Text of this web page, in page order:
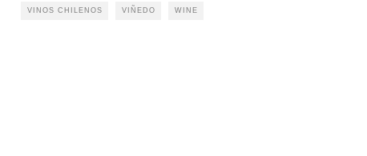
VINOS CHILENOS VIÑEDO WINE